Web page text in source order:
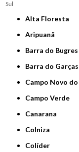
Sul
Alta Floresta
Aripuanã
Barra do Bugres
Barra do Garças
Campo Novo
Campo Verde
Canarana
Colniza
Colíder